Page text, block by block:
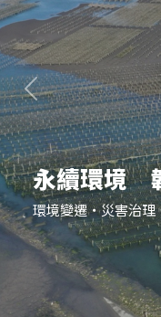
永續環境
環境變遷・災害治